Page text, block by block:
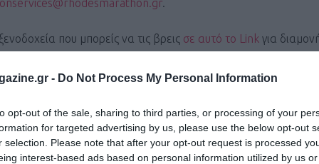
- Do Not Process My Personal Information
opt-out of the sale, sharing to third parties, or processing of your
for targeted advertising by us, please use the below opt-out
selection. Please note that after your opt-out request is processed
interest-based ads based on personal information utilized by us
.
που μπορείς να τις βρεις σε αυτό το Link για
και ανεβαίνουν ανάλογα με τις επιλογές και τις
έπαθλα για τους τρεις πρώτους νικητές του
για τους δεύτερους και150 ευρώγια τους τρίτους
αθλητριών που θα τρέξουν στη Ρόδο.